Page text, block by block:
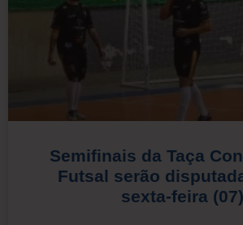
Semifinais da Taça
Futsal serão
sexta-feira (07)